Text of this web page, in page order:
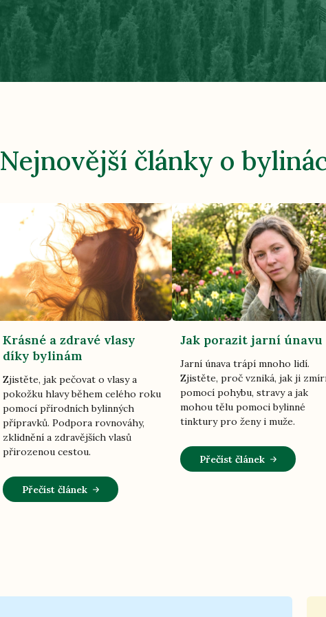
Nejnovější články o
Krásné a zdravé vlasy
díky bylinám
Zjistěte, jak pečovat o vlasy a
pokožku hlavy během celého roku
pomocí přírodních bylinných
přípravků. Podpora rovnováhy,
zklidnění a zdravějších vlasů
přirozenou cestou.
Přečíst článek
Jak porazit jarní únavu
Jarní únava trápí mnoho lidí.
Zjistěte, proč vzniká, jak ji
pomocí pohybu, stravy a jak
mohou tělu pomoci bylinné
tinktury pro ženy i muže.
Přečíst článek